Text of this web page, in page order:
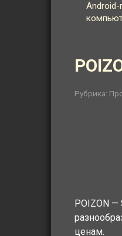
Android-
Рубрика:
POIZON —
ценам.